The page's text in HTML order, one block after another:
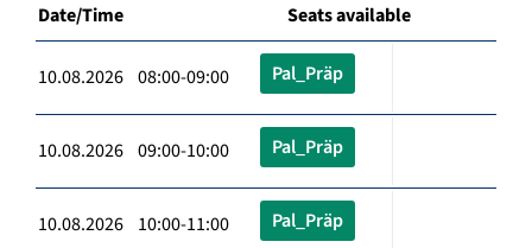
Date/Time Seats available
10.08.2026 08:00-09:00 Pal_Präp
10.08.2026 09:00-10:00 Pal_Präp
10.08.2026 10:00-11:00 Pal_Präp